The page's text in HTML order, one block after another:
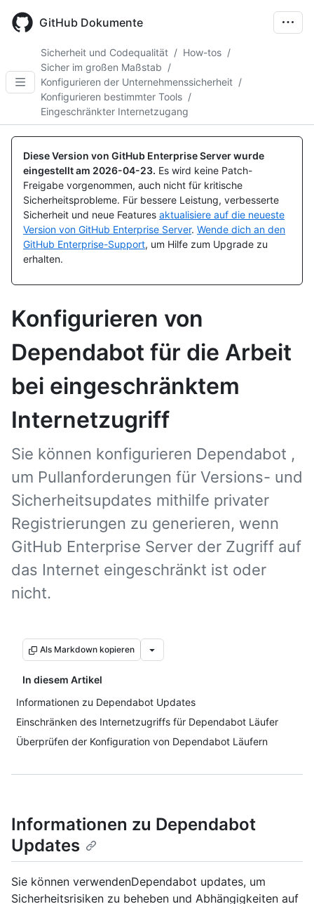
main
GitHub Dokumente
Sicherheit und Codequalität / How-tos /
Sicher im großen Maßstab /
Konfigurieren der Unternehmenssicherheit /
Konfigurieren bestimmter Tools /
Eingeschränkter Internetzugang
Diese Version von GitHub Enterprise Server wurde
eingestellt am 2026-04-23. Es wird keine Patch-
Freigabe vorgenommen, auch nicht für kritische
Sicherheitsprobleme. Für bessere Leistung, verbesserte
Sicherheit und neue Features aktualisiere auf die neueste
Version von GitHub Enterprise Server. Wende dich an den
GitHub Enterprise-Support, um Hilfe zum Upgrade zu
erhalten.
Konfigurieren von
Dependabot für die Arbeit
bei eingeschränktem
Internetzugriff
Sie können konfigurieren Dependabot ,
um Pullanforderungen für Versions- und
Sicherheitsupdates mithilfe privater
Registrierungen zu generieren, wenn
GitHub Enterprise Server der Zugriff auf
das Internet eingeschränkt ist oder
nicht.
Als Markdown kopieren
In diesem Artikel
Informationen zu Dependabot Updates
Einschränken des Internetzugriffs für Dependabot Läufer
Überprüfen der Konfiguration von Dependabot Läufern
Informationen zu Dependabot
Updates
Sie können verwendenDependabot updates, um
Sicherheitsrisiken zu beheben und Abhängigkeiten auf